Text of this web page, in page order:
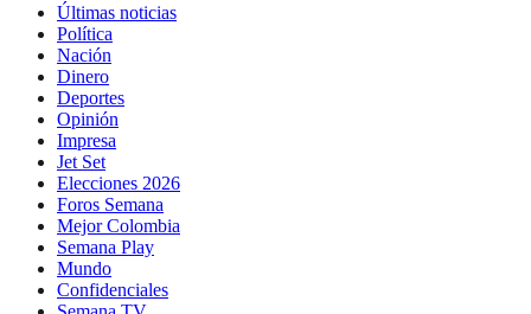
Últimas noticias
Política
Nación
Dinero
Deportes
Opinión
Impresa
Jet Set
Elecciones 2026
Foros Semana
Mejor Colombia
Semana Play
Mundo
Confidenciales